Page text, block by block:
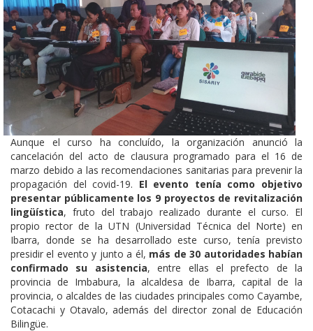
Aunque el curso ha concluído, la organización anunció la
cancelación del acto de clausura programado para el 16 de
marzo debido a las recomendaciones sanitarias para prevenir la
propagación del covid-19. El evento tenía como objetivo
presentar públicamente los 9 proyectos de revitalización
lingüística, fruto del trabajo realizado durante el curso. El
propio rector de la UTN (Universidad Técnica del Norte) en
Ibarra, donde se ha desarrollado este curso, tenía previsto
presidir el evento y junto a él, más de 30 autoridades habían
confirmado su asistencia, entre ellas el prefecto de la
provincia de Imbabura, la alcaldesa de Ibarra, capital de la
provincia, o alcaldes de las ciudades principales como Cayambe,
Cotacachi y Otavalo, además del director zonal de Educación
Bilingüe.